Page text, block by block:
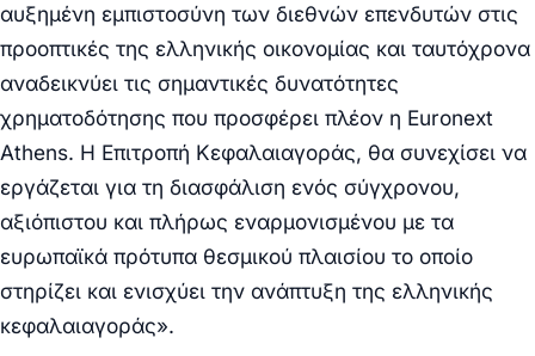
αυξημένη εμπιστοσύνη των διεθνών επενδυτών στις
προοπτικές της ελληνικής οικονομίας και ταυτόχρονα
αναδεικνύει τις σημαντικές δυνατότητες
χρηματοδότησης που προσφέρει πλέον η Euronext
Athens. Η Επιτροπή Κεφαλαιαγοράς, θα συνεχίσει να
εργάζεται για τη διασφάλιση ενός σύγχρονου,
αξιόπιστου και πλήρως εναρμονισμένου με τα
ευρωπαϊκά πρότυπα θεσμικού πλαισίου το οποίο
στηρίζει και ενισχύει την ανάπτυξη της ελληνικής
κεφαλαιαγοράς».